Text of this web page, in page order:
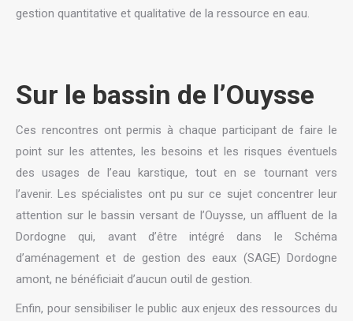
gestion quantitative et qualitative de la ressource en eau.
Sur le bassin de l’Ouysse
Ces rencontres ont permis à chaque participant de faire le
point sur les attentes, les besoins et les risques éventuels
des usages de l’eau karstique, tout en se tournant vers
l’avenir. Les spécialistes ont pu sur ce sujet concentrer leur
attention sur le bassin versant de l’Ouysse, un affluent de la
Dordogne qui, avant d’être intégré dans le Schéma
d’aménagement et de gestion des eaux (SAGE) Dordogne
amont, ne bénéficiait d’aucun outil de gestion.
Enfin, pour sensibiliser le public aux enjeux des ressources du